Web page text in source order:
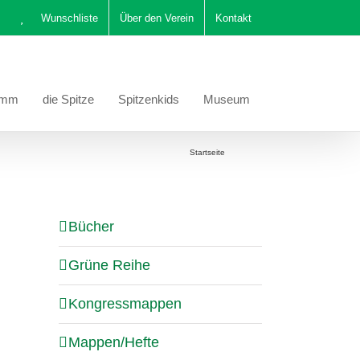
Wunschliste Über den Verein Kontakt
die Spitze Spitzenkids Museum
Startseite
Bücher
Grüne Reihe
Kongressmappen
Mappen/Hefte